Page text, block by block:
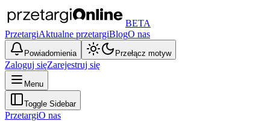
BETA
PrzetargiAktualne przetargiBlogO nas
Powiadomienia Przełącz motyw
Zaloguj sięZarejestruj się
Menu
Toggle Sidebar
PrzetargiO nas